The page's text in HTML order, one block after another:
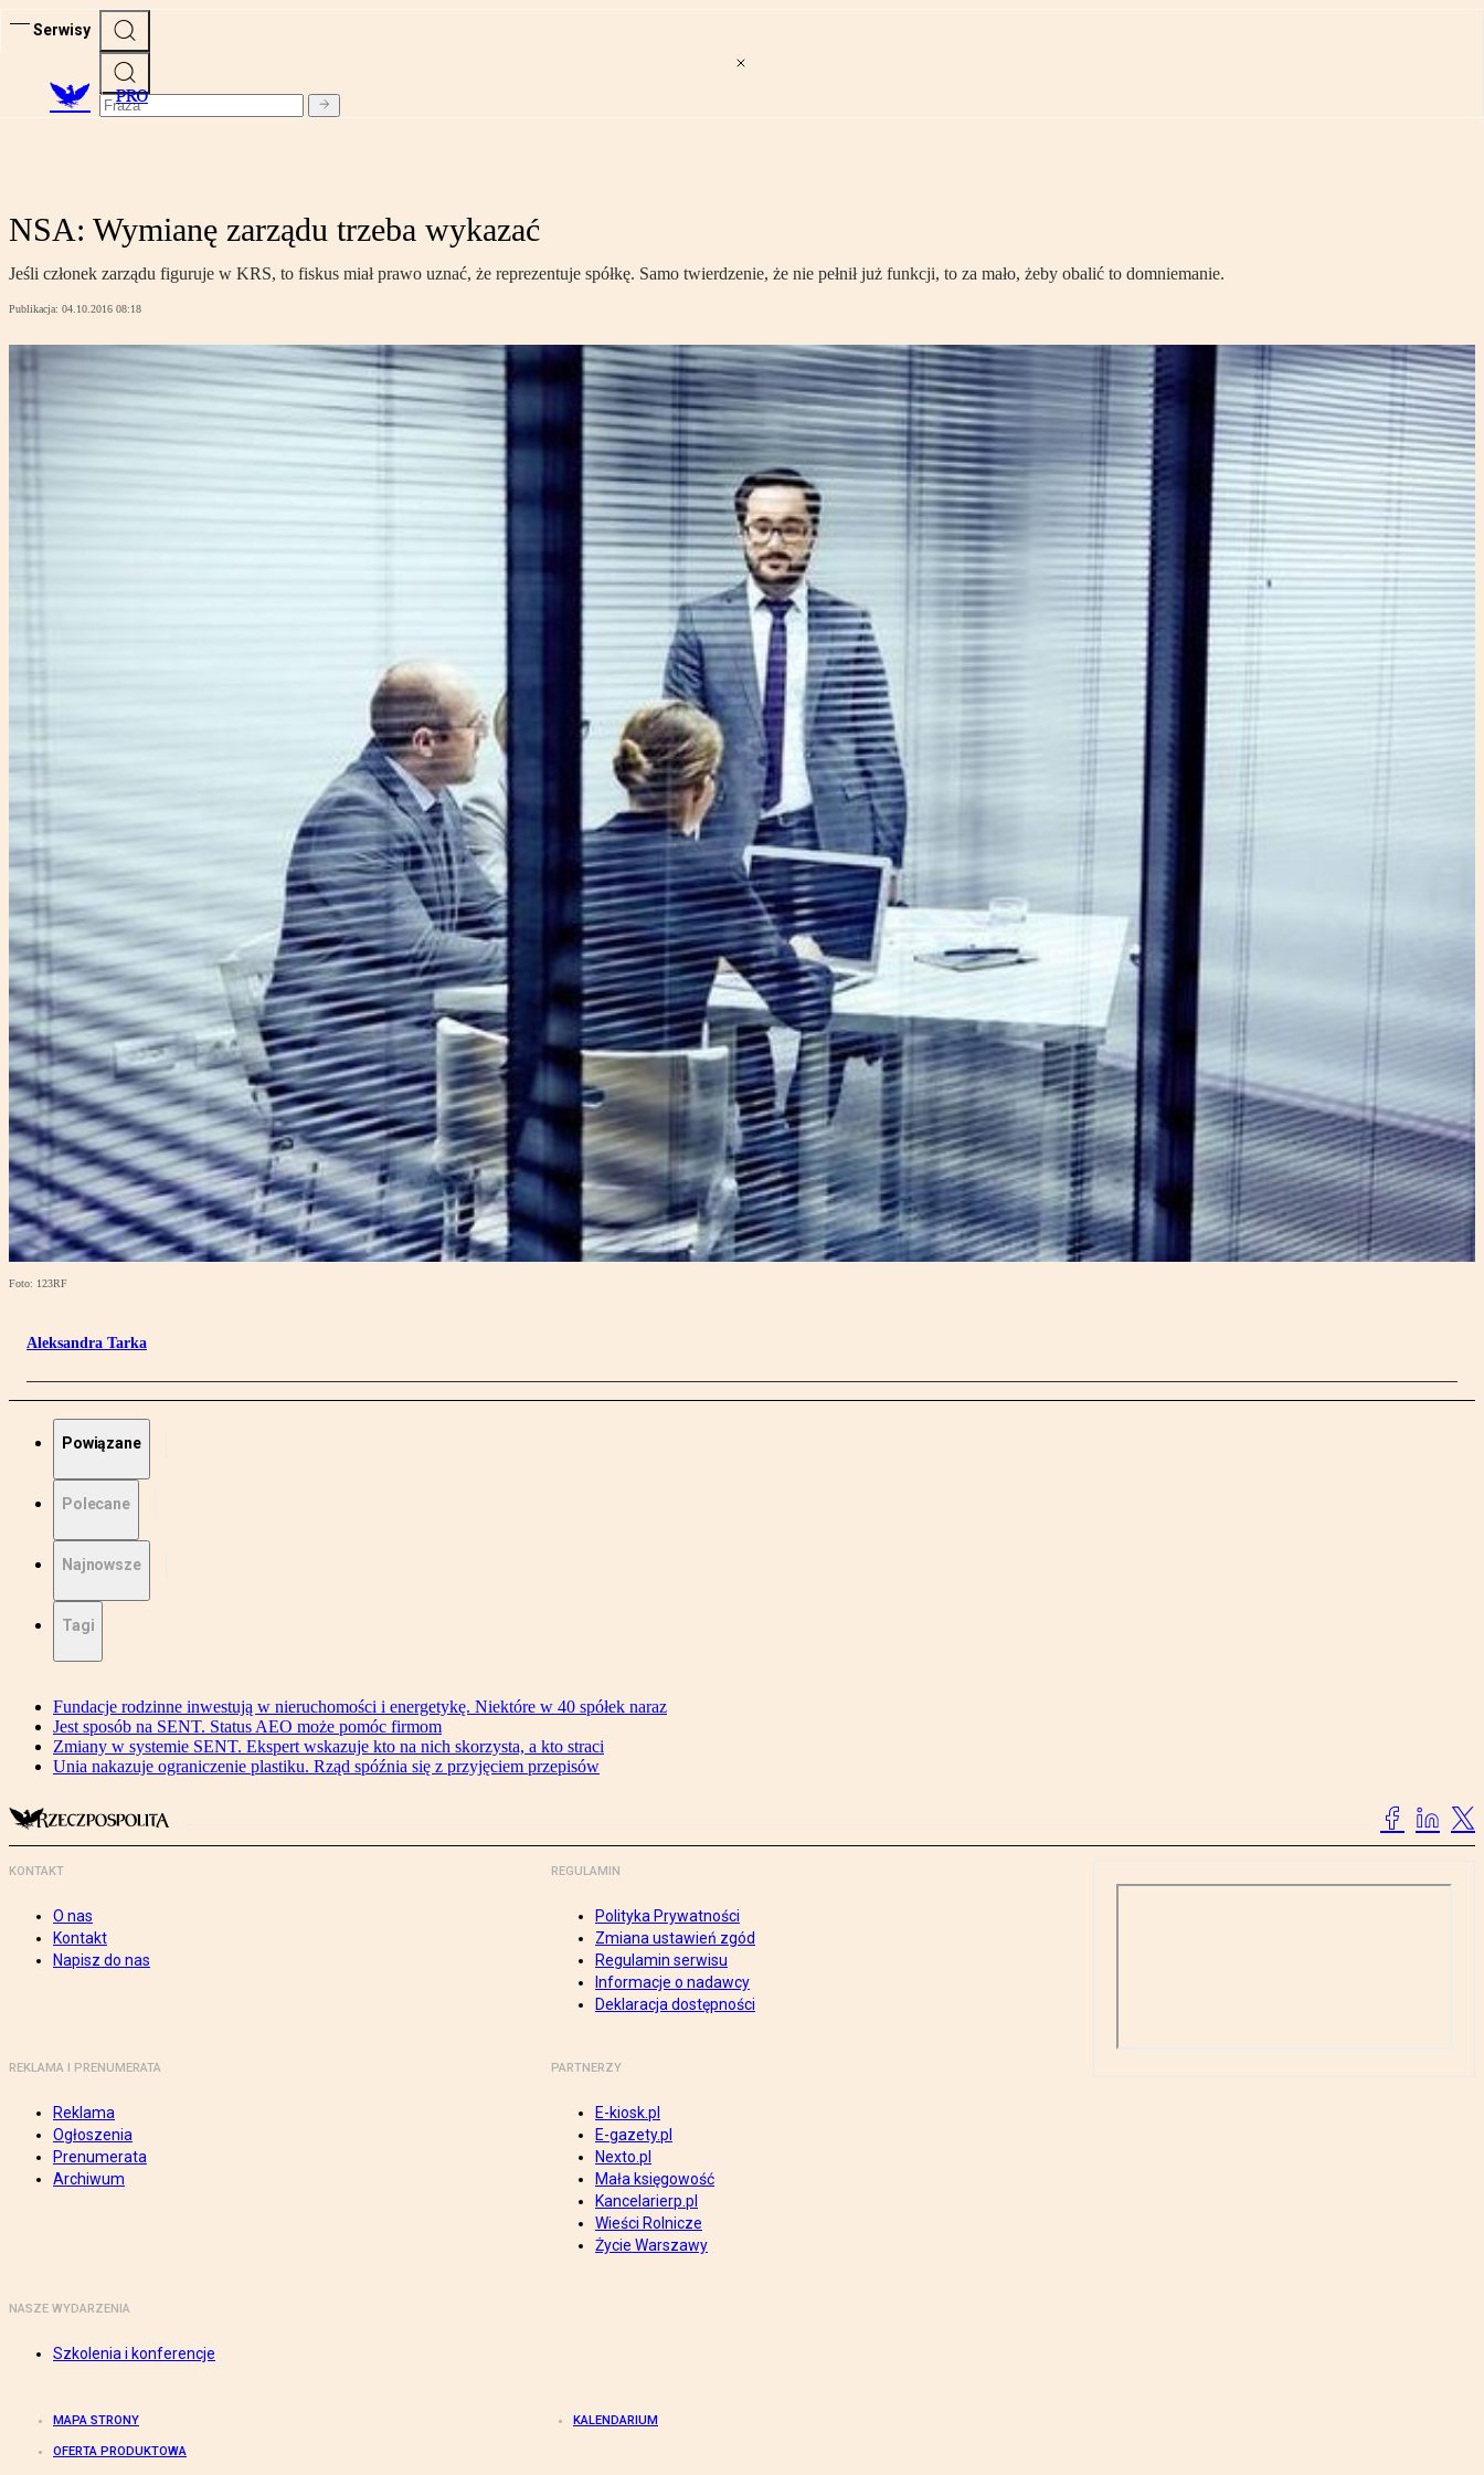
Serwisy
PRO
NSA: Wymianę zarządu trzeba wykazać
Jeśli członek zarządu figuruje w KRS, to fiskus miał prawo uznać, że reprezentuje spółkę. Samo twierdzenie, że nie pełnił już funkcji, to za mało, żeby obalić to domniemanie.
Publikacja: 04.10.2016 08:18
Foto: 123RF
Aleksandra Tarka
Powiązane
Polecane
Najnowsze
Tagi
Fundacje rodzinne inwestują w nieruchomości i energetykę. Niektóre w 40 spółek naraz
Jest sposób na SENT. Status AEO może pomóc firmom
Zmiany w systemie SENT. Ekspert wskazuje kto na nich skorzysta, a kto straci
Unia nakazuje ograniczenie plastiku. Rząd spóźnia się z przyjęciem przepisów
KONTAKT
O nas
Kontakt
Napisz do nas
REGULAMIN
Polityka Prywatności
Zmiana ustawień zgód
Regulamin serwisu
Informacje o nadawcy
Deklaracja dostępności
REKLAMA I PRENUMERATA
Reklama
Ogłoszenia
Prenumerata
Archiwum
PARTNERZY
E-kiosk.pl
E-gazety.pl
Nexto.pl
Mała księgowość
Kancelarierp.pl
Wieści Rolnicze
Życie Warszawy
NASZE WYDARZENIA
Szkolenia i konferencje
MAPA STRONY KALENDARIUM
OFERTA PRODUKTOWA